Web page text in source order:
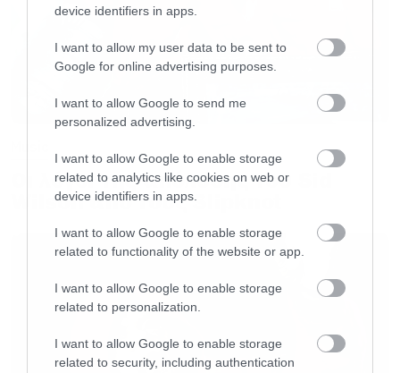
device identifiers in apps.
I want to allow my user data to be sent to
Google for online advertising purposes.
I want to allow Google to send me
personalized advertising.
I want to allow Google to enable storage
related to analytics like cookies on web or
device identifiers in apps.
I want to allow Google to enable storage
related to functionality of the website or app.
I want to allow Google to enable storage
related to personalization.
I want to allow Google to enable storage
related to security, including authentication
Οι λόγοι της απόλυσης του Sid
Wilson από τους Slipknot